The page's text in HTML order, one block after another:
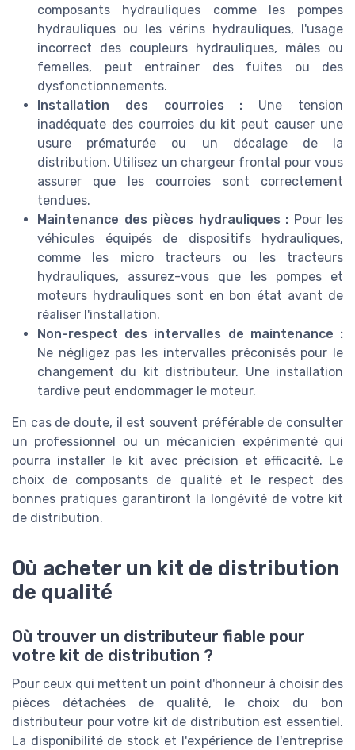
composants hydrauliques comme les pompes
hydrauliques ou les vérins hydrauliques, l'usage
incorrect des coupleurs hydrauliques, mâles ou
femelles, peut entraîner des fuites ou des
dysfonctionnements.
Installation des courroies : Une tension
inadéquate des courroies du kit peut causer une
usure prématurée ou un décalage de la
distribution. Utilisez un chargeur frontal pour vous
assurer que les courroies sont correctement
tendues.
Maintenance des pièces hydrauliques : Pour les
véhicules équipés de dispositifs hydrauliques,
comme les micro tracteurs ou les tracteurs
hydrauliques, assurez-vous que les pompes et
moteurs hydrauliques sont en bon état avant de
réaliser l'installation.
Non-respect des intervalles de maintenance :
Ne négligez pas les intervalles préconisés pour le
changement du kit distributeur. Une installation
tardive peut endommager le moteur.
En cas de doute, il est souvent préférable de consulter
un professionnel ou un mécanicien expérimenté qui
pourra installer le kit avec précision et efficacité. Le
choix de composants de qualité et le respect des
bonnes pratiques garantiront la longévité de votre kit
de distribution.
Où acheter un kit de distribution
de qualité
Où trouver un distributeur fiable pour
votre kit de distribution ?
Pour ceux qui mettent un point d'honneur à choisir des
pièces détachées de qualité, le choix du bon
distributeur pour votre kit de distribution est essentiel.
La disponibilité de stock et l'expérience de l'entreprise